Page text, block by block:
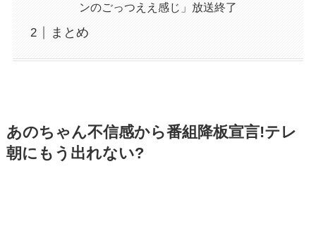
ンのごっつええ感じ」放送終了
まとめ
あのちゃん不信感から番組降板宣言!テレ
朝にもう出れない?